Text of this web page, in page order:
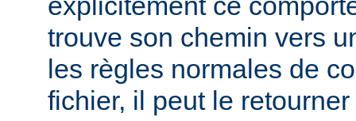
trouve son chemin vers
les règles normales de
fichier, il peut le